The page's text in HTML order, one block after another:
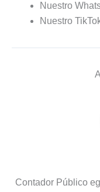
Nuestro
Nuestro
Contador Público